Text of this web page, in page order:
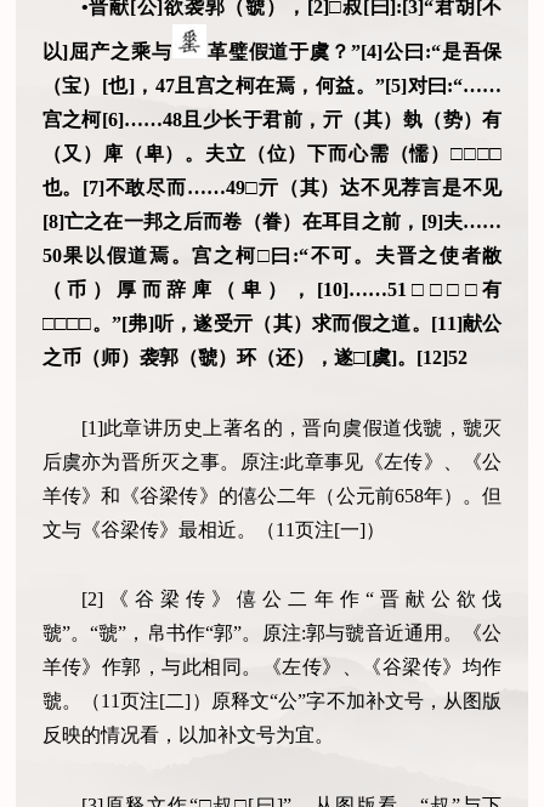
•晋献[公]欲袭郭（虢），[2]□叔[曰]:[3]“君胡[不
以]屈产之乘与
革璧假道于虞？”[4]公曰:“是吾保
（宝）[也]，47且宫之柯在焉，何益。”[5]对曰:“……
宫之柯[6]……48且少长于君前，亓（其）埶（势）有
（又）庳（卑）。夫立（位）下而心需（懦）□□□□
也。[7]不敢尽而……49□亓（其）达不见荐言是不见
[8]亡之在一邦之后而卷（眷）在耳目之前，[9]夫……
50果以假道焉。宫之柯□曰:“不可。夫晋之使者敝
（币）厚而辞庳（卑），[10]……51□□□□有
□□□□。”[弗]听，遂受亓（其）求而假之道。[11]献公
之币（师）袭郭（虢）环（还），遂□[虞]。[12]52
[1]此章讲历史上著名的，晋向虞假道伐虢，虢灭
后虞亦为晋所灭之事。原注:此章事见《左传》、《公
羊传》和《谷梁传》的僖公二年（公元前658年）。但
文与《谷梁传》最相近。（11页注[一]）
[2]《谷梁传》僖公二年作“晋献公欲伐
虢”。“虢”，帛书作“郭”。原注:郭与虢音近通用。《公
羊传》作郭，与此相同。《左传》、《谷梁传》均作
虢。（11页注[二]）原释文“公”字不加补文号，从图版
反映的情况看，以加补文号为宜。